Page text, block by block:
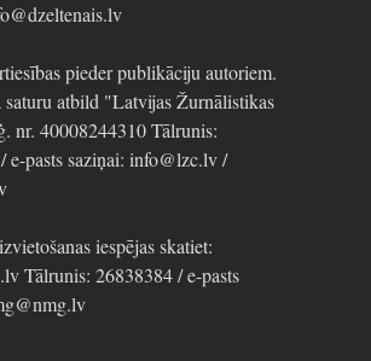
pieder publikāciju autoriem.
saturu atbild "Latvijas Žurnālistikas
nr. 40008244310 Tālrunis:
e-pasts saziņai: info@lzc.lv /
iespējas skatiet:
Tālrunis: 26838384 / e-pasts